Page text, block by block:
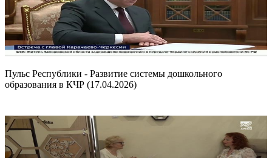
Пульс Республики - Развитие системы дошкольного
образования в КЧР (17.04.2026)